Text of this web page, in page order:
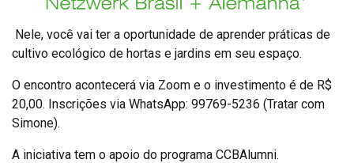
Nele, você vai ter a oportunidade de aprender práticas de
cultivo ecológico de hortas e jardins em seu espaço.
O encontro acontecerá via Zoom e o investimento é de R$
20,00. Inscrições via WhatsApp: 99769-5236 (Tratar com
Simone).
A iniciativa tem o apoio do programa CCBAlumni.